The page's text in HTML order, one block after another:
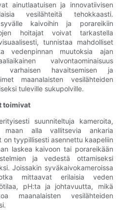
ainutlaatuisen ja innovatiivisen
​​vesilähteitä tehokkaasti.
kaivoihin ja porareikiin
hoitajat voivat tarkastella
tunnistaa mahdolliset
vedenpinnan muutoksia ajan
valvontaominaisuus
varhaisen havaitsemisen ja
maanalaisten vesilähteiden
tuleville sukupolville.
toimivat
suunniteltuja kameroita,
alla vallitsevia ankaria
on tyypillisesti asennettu kaapeliin
laskea kaivoon tai porareikään
ja vedestä ottamiseksi
Joissakin syväkaivokameroissa
mittaavat erilaisia ​​veden
pH:ta ja johtavuutta, mikä
maanalaisten vesilähteiden